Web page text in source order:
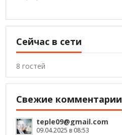
Сейчас в сети
8 гостей
Свежие комментарии
teple09@gmail.com
09.04.2025 в 08:53